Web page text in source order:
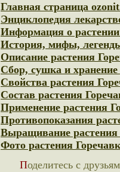
Главная страница
Энциклопедия
Информация о растении
История, мифы,
Описание растения
Сбор, сушка и хранение
Свойства растения
Состав растения
Применение растения
Противопоказания
Выращивание растения
Фото растения
Поделитесь с